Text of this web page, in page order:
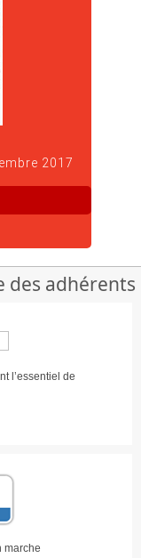
2017
des adhérents
l’essentiel de
marche